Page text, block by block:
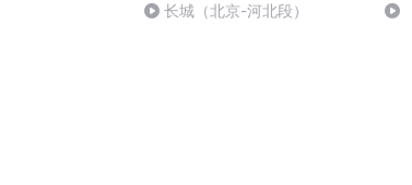
长城（北京-河北段）